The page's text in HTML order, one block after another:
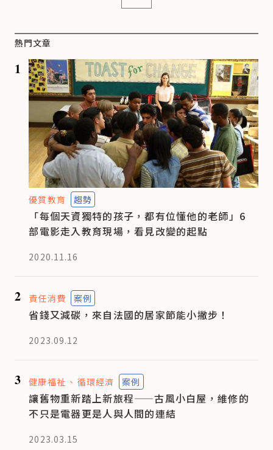
熱門文章
1
優質教育 趨勢
「每個天資獨特的孩子，都有位懂他的老師」6
部電影走入教育現場，看見改變的起點
2020.11.16
2 責任消費 案例
省錢又減碳，來自法國的居家節能小撇步！
2023.09.12
3 健康福祉 循環經濟 案例
讓舊物重新踏上新旅程——古風小白屋，維修的
不只是電器更是人與人間的連結
2023.03.15